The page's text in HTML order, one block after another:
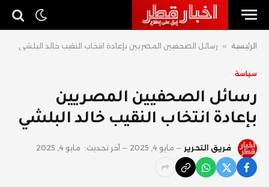
الرئيسية » رسائل الصحفيين المصريين بإعادة انتخاب النقيب خالد البلشي
سياسة
رسائل الصحفيين المصريين
بإعادة انتخاب النقيب خالد البلشي
فريق التحرير مايو 4, 2025 آخر تحديث: مايو 4, 2025